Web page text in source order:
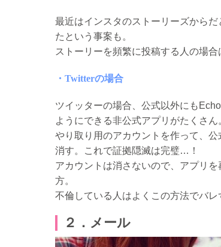
最近はインスタのストーリーズから
たという事案も。
ストーリーを頻繁に投稿する人の場合
・Twitterの場合
ツイッターの場合、公式以外にも
ようにできる非公式アプリがたくさん
やり取り用のアカウントを作って、
消す。これで証拠隠滅は完璧…！
アカウントは消さないので、アプリ
方。
不倫している人はよくこの方法でバレ
２．メール